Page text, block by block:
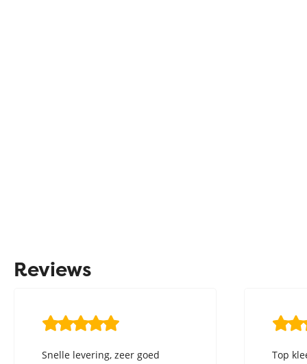
Reviews
Snelle levering, zeer goed
Top